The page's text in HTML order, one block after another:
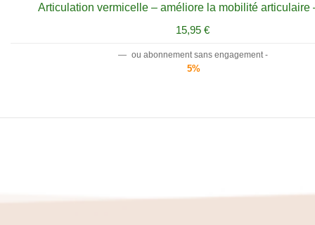
Articulation vermicelle – améliore la mobilité articulaire
15,95 €
— ou abonnement sans engagement -
5%